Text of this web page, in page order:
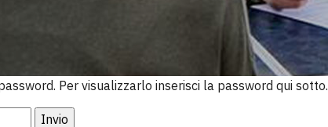
Per visualizzarlo inserisci la password qui sotto.